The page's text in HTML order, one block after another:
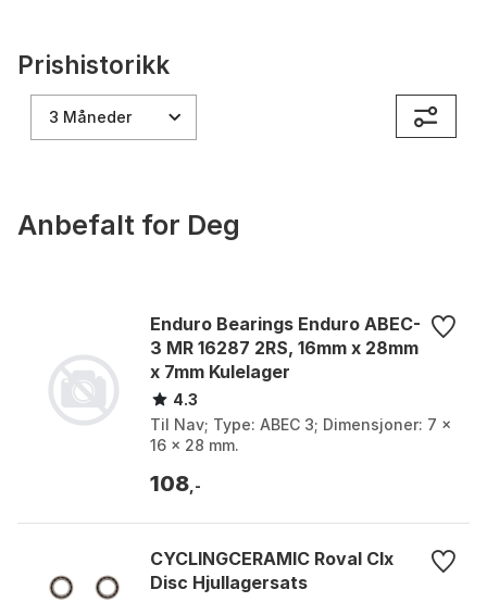
Prishistorikk
3 Måneder
Anbefalt for Deg
Enduro Bearings Enduro ABEC-
3 MR 16287 2RS, 16mm x 28mm
x 7mm Kulelager
4.3
Til Nav; Type: ABEC 3; Dimensjoner: 7 x
16 x 28 mm.
108 ,-
CYCLINGCERAMIC Roval Clx
Disc Hjullagersats